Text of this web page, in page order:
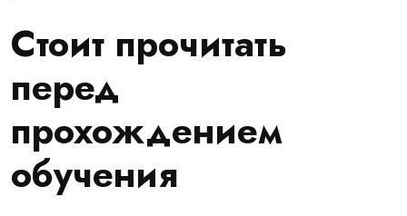
Стоит прочитать
перед
прохождением
обучения